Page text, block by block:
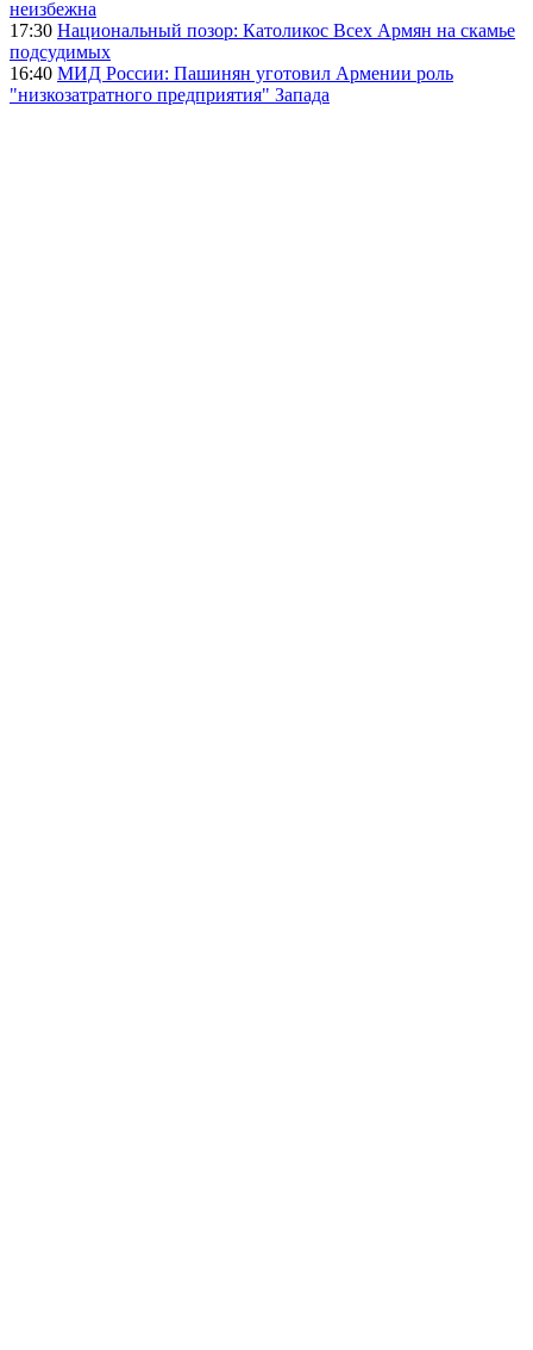
неизбежна
17:30 Национальный позор: Католикос Всех Армян на скамье
подсудимых
16:40 МИД России: Пашинян уготовил Армении роль
"низкозатратного предприятия" Запада